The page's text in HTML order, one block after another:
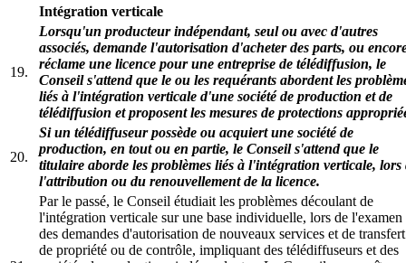
Intégration verticale
19.
Lorsqu'un producteur indépendant, seul ou avec d'autres
associés, demande l'autorisation d'acheter des parts, ou
réclame une licence pour une entreprise de télédiffusion, le
Conseil s'attend que le ou les requérants abordent les
liés à l'intégration verticale d'une société de production et de
télédiffusion et proposent les mesures de protections
20.
Si un télédiffuseur possède ou acquiert une société de
production, en tout ou en partie, le Conseil s'attend que le
titulaire aborde les problèmes liés à l'intégration verticale, lors
l'attribution ou du renouvellement de la licence.
Par le passé, le Conseil étudiait les problèmes découlant de
l'intégration verticale sur une base individuelle, lors de l'examen
des demandes d'autorisation de nouveaux services et de transfert
de propriété ou de contrôle, impliquant des télédiffuseurs et des